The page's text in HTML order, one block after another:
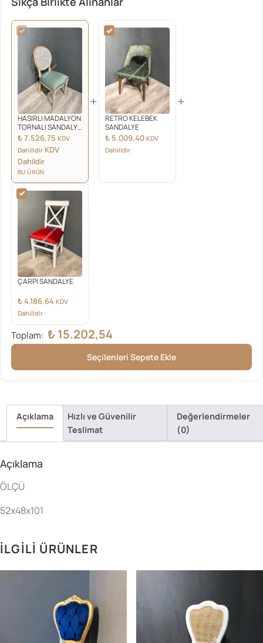
HASIRLI MADALYON
TORNALI SANDALYE
BEYAZ SİLME
₺7.526,75 KDV
Dahilldir KDV
Dahildir
BU ÜRÜN
+
RETRO KELEBEK
SANDALYE
₺ 5.009,40 KDV
Dahilldir
+
ÇARPI SANDALYE
₺4.186,64 KDV
Dahilldir
Toplam: ₺ 15.202,54
Seçilenleri Sepete Ekle
Açıklama
Hızlı ve Güvenilir
Teslimat
Değerlendirmeler
(0)
Açıklama
ÖLÇÜ
52x48x101
İLGILI ÜRÜNLER